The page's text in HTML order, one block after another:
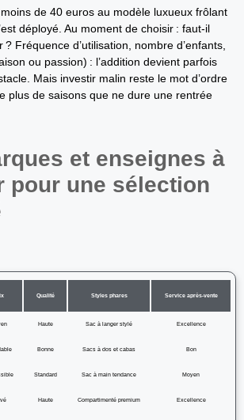
de 40 euros au modèle luxueux frôlant
déployé. Au moment de choisir : faut-il
Fréquence d’utilisation, nombre d’enfants,
ou passion) : l’addition devient parfois
Mais investir malin reste le mot d’ordre
plus de saisons que ne dure une rentrée
et enseignes à
pour une sélection
Qualité Styles phares Service après-vente
Haute Sac à langer stylé Excellence
Bonne Sacs à dos et cabas Bon
Standard Sac à main tendance Moyen
Haute Compartimenté premium Excellence